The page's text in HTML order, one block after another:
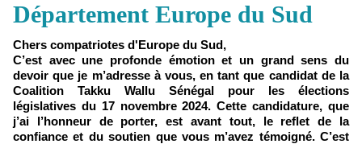
Département Europe du Sud
Chers compatriotes d'Europe du Sud,
C’est avec une profonde émotion et un grand sens du
devoir que je m’adresse à vous, en tant que candidat de la
Coalition Takku Wallu Sénégal pour les élections
législatives du 17 novembre 2024. Cette candidature, que
j’ai l’honneur de porter, est avant tout, le reflet de la
confiance et du soutien que vous m’avez témoigné. C’est